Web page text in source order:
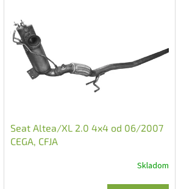
Seat Altea/XL 2.0 4x4 od 06/2007
CEGA, CFJA
Skladom